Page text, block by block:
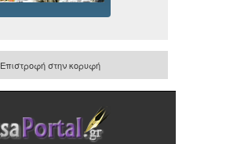
Επιστροφή στην κορυφή